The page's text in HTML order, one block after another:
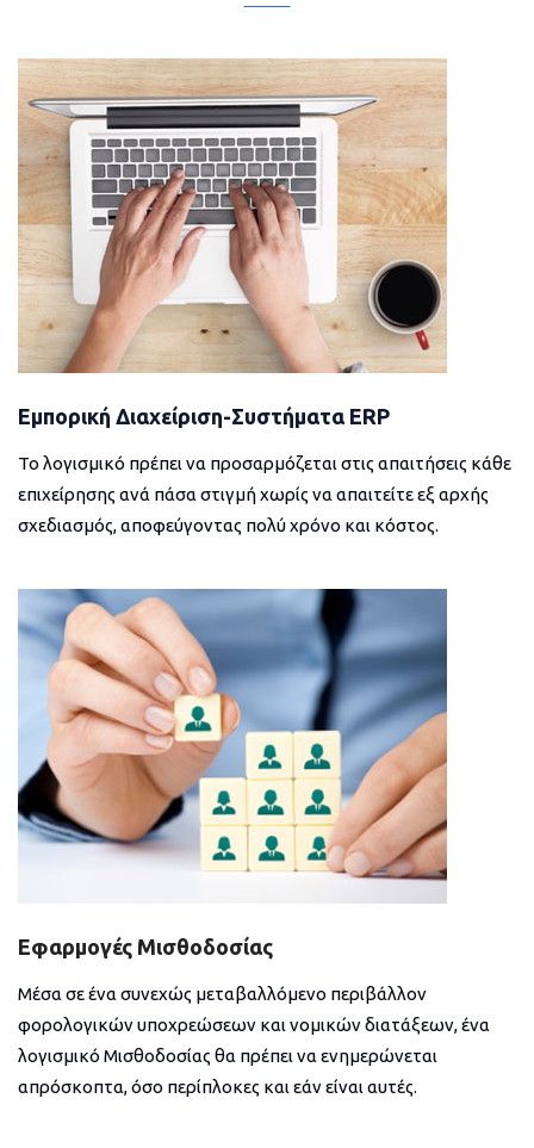
Εμπορική Διαχείριση-Συστήματα ERP
Το λογισμικό πρέπει να προσαρμόζεται στις απαιτήσεις κάθε
επιχείρησης ανά πάσα στιγμή χωρίς να απαιτείτε εξ αρχής
σχεδιασμός, αποφεύγοντας πολύ χρόνο και κόστος.
Εφαρμογές Μισθοδοσίας
Μέσα σε ένα συνεχώς μεταβαλλόμενο περιβάλλον
φορολογικών υποχρεώσεων και νομικών διατάξεων, ένα
λογισμικό Μισθοδοσίας θα πρέπει να ενημερώνεται
απρόσκοπτα, όσο περίπλοκες και εάν είναι αυτές.